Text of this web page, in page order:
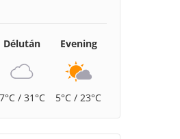
Délután
7°C / 31°C
Evening
5°C / 23°C